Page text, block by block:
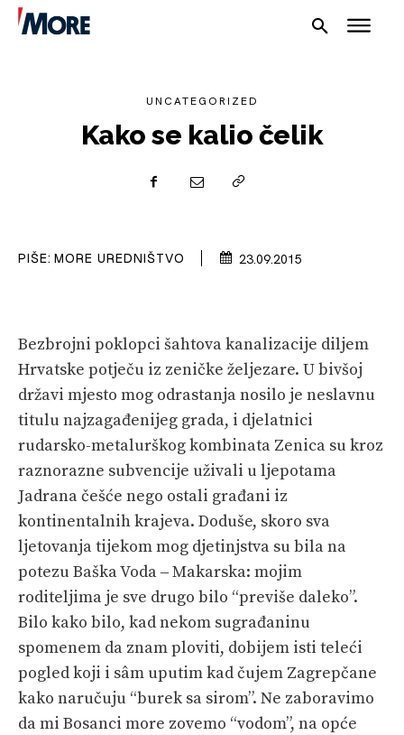
SPORT
SPIZA
VELIKE PRIČE
PRETPLATA
SHOP
UNCATEGORIZED
Kako se kalio čelik
PIŠE: MORE UREDNIŠTVO 23.09.2015
Bezbrojni poklopci šahtova kanalizacije diljem
Hrvatske potječu iz zeničke željezare. U bivšoj
državi mjesto mog odrastanja nosilo je neslavnu
titulu najzagađenijeg grada, i djelatnici
rudarsko-metalurškog kombinata Zenica su kroz
raznorazne subvencije uživali u ljepotama
Jadrana češće nego ostali građani iz
kontinentalnih krajeva. Doduše, skoro sva
ljetovanja tijekom mog djetinjstva su bila na
potezu Baška Voda ‒ Makarska: mojim
roditeljima je sve drugo bilo “previše daleko”.
Bilo kako bilo, kad nekom sugrađaninu
spomenem da znam ploviti, dobijem isti teleći
pogled koji i sâm uputim kad čujem Zagrepčane
kako naručuju “burek sa sirom”. Ne zaboravimo
da mi Bosanci more zovemo “vodom”, na opće